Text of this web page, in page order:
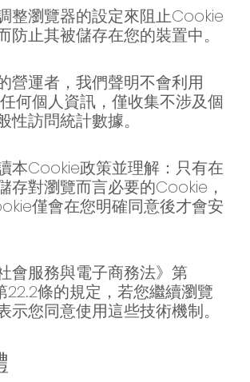
整瀏覽器的設定來阻止Cookie
防止其被儲存在您的裝置中。
營運者，我們聲明不會利用
何個人資訊，僅收集不涉及個
性訪問統計數據。
本Cookie政策並理解：只有在
存對瀏覽而言必要的Cookie，
僅會在您明確同意後才會安
會服務與電子商務法》第
22.2條的規定，若您繼續瀏覽
示您同意使用這些技術機制。